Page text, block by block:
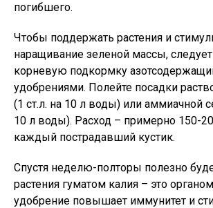
погибшего.
Чтобы поддержать растения и
наращивание зеленой массы,
корневую подкормку
удобрениями. Полейте посадки
(1 ст.л. на 10 л воды) или аммиачной
10 л воды). Расход – примерно 150-
каждый пострадавший кустик.
Спустя неделю-полторы полезно
растения гуматом калия – это
удобрение повышает иммунитет и